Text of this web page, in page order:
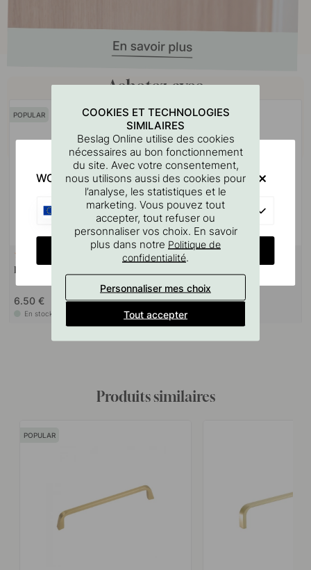
Achetez avec
POPULAR
Bouton 2078 - Laiton Brossé
6.50 €
En stock
Poignées Et Boutons
7 €
En stock
Produits similaires
POPULAR
COOKIES ET TECHNOLOGIES
SIMILAIRES
Beslag Online utilise des cookies
nécessaires au bon fonctionnement
du site. Avec votre consentement,
nous utilisons aussi des cookies pour
l’analyse, les statistiques et le
marketing. Vous pouvez tout
accepter, tout refuser ou
personnaliser vos choix. En savoir
plus dans notre Politique de
confidentialité.
Personnaliser mes choix
Tout accepter
WOULD YOU RATHER VISIT?
CHANGE COUNTRY